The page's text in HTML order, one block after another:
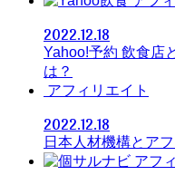
2022.12.18
Yahoo!予約 飲食店
は？
アフィリエイト
2022.12.18
日本人材機構とア
アフ